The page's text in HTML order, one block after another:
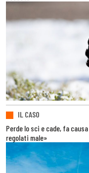
IL CASO
Perde lo sci e cade, fa
regolati male»